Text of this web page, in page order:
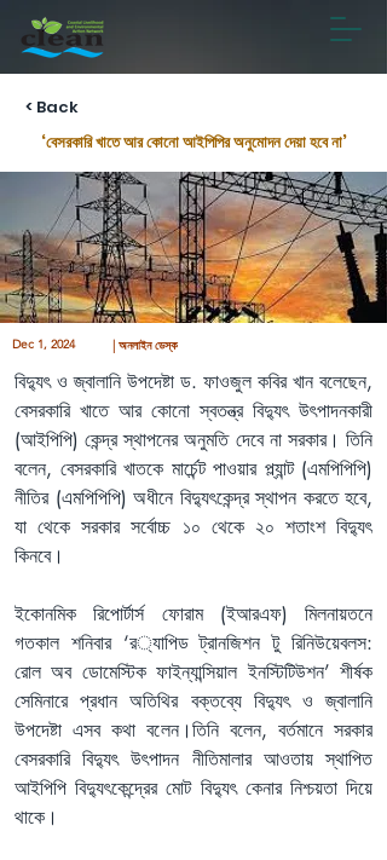
< Back
‘বেসরকারি খাতে আর কোনো আইপিপির অনুমোদন দেয়া হবে না’
| অনলাইন ডেস্ক
বিদ্যুৎ ও জ্বালানি উপদেষ্টা ড. ফাওজুল কবির খান বলেছেন,
বেসরকারি খাতে আর কোনো স্বতন্ত্র বিদ্যুৎ উৎপাদনকারী
(আইপিপি) কেন্দ্র স্থাপনের অনুমতি দেবে না সরকার। তিনি
বলেন, বেসরকারি খাতকে মার্চেন্ট পাওয়ার প্ল্যান্ট (এমপিপিপি)
নীতির (এমপিপিপি) অধীনে বিদ্যুৎকেন্দ্র স্থাপন করতে হবে,
যা থেকে সরকার সর্বোচ্চ ১০ থেকে ২০ শতাংশ বিদ্যুৎ
কিনবে।
ইকোনমিক রিপোর্টার্স ফোরাম (ইআরএফ) মিলনায়তনে
গতকাল শনিবার ‘র‌্যাপিড ট্রানজিশন টু রিনিউয়েবলস:
রোল অব ডোমেস্টিক ফাইন্যান্সিয়াল ইনস্টিটিউশন’ শীর্ষক
সেমিনারে প্রধান অতিথির বক্তব্যে বিদ্যুৎ ও জ্বালানি
উপদেষ্টা এসব কথা বলেন।তিনি বলেন, বর্তমানে সরকার
বেসরকারি বিদ্যুৎ উৎপাদন নীতিমালার আওতায় স্থাপিত
আইপিপি বিদ্যুৎকেন্দ্রের মোট বিদ্যুৎ কেনার নিশ্চয়তা দিয়ে
থাকে।
Dec 1, 2024